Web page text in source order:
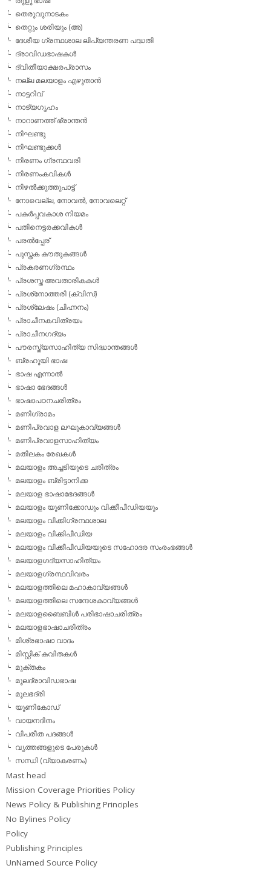
തെരുവുനാടകം
തെറ്റും ശരിയും (അ)
ദേശീയ ഗ്രന്ഥശാല ലിപ്യന്തരണ പദ്ധതി
ദ്രാവിഡഭാഷകള്‍
ദ്വിതീയാക്ഷരപ്രാസം
നല്ല മലയാളം എഴുതാന്‍
നാട്ടറിവ്
നാട്യഗൃഹം
നാറാണത്ത് ഭ്രാന്തന്‍
നിഘണ്ടു
നിഘണ്ടുക്കള്‍
നിരണം ഗ്രന്ഥവരി
നിരണംകവികള്‍
നിഴല്‍ക്കുത്തുപാട്ട്
നോവെല്ല, നോവല്‍, നോവലെറ്റ്
പകര്‍പ്പവകാശ നിയമം
പതിനെട്ടരക്കവികള്‍
പരല്‍പ്പേര്
പുസ്തക കൗതുകങ്ങള്‍
പ്രകരണഗ്രന്ഥം
പ്രശസ്ത അവതാരികകള്‍
പ്രശ്‌നോത്തരി (ക്വിസ്)
പ്രശ്ലേഷം (ചിഹ്നനം)
പ്രാചീനകവിത്രയം
പ്രാചീനഗദ്യം
പൗരസ്ത്യസാഹിത്യ സിദ്ധാന്തങ്ങള്‍
ബ്രഹൂയി ഭാഷ
ഭാഷ എന്നാല്‍
ഭാഷാ ഭേദങ്ങള്‍
ഭാഷാപഠനചരിത്രം
മണിഗ്രാമം
മണിപ്രവാള ലഘുകാവ്യങ്ങള്‍
മണിപ്രവാളസാഹിത്യം
മതിലകം രേഖകള്‍
മലയാളം അച്ചടിയുടെ ചരിത്രം
മലയാളം ബ്രിട്ടാനിക്ക
മലയാള ഭാഷാഭേദങ്ങള്‍
മലയാളം യൂണിക്കോഡും വിക്കീപീഡിയയും
മലയാളം വിക്കിഗ്രന്ഥശാല
മലയാളം വിക്കിപീഡിയ
മലയാളം വിക്കീപീഡിയയുടെ സഹോദര സംരംഭങ്ങള്‍
മലയാളഗദ്യസാഹിത്യം
മലയാളഗ്രന്ഥവിവരം
മലയാളത്തിലെ മഹാകാവ്യങ്ങള്‍
മലയാളത്തിലെ സന്ദേശകാവ്യങ്ങള്‍
മലയാളബൈബിള്‍ പരിഭാഷാചരിത്രം
മലയാളഭാഷാചരിത്രം
മിശ്രഭാഷാ വാദം
മിസ്റ്റിക് കവിതകള്‍
മുക്തകം
മൂലദ്രാവിഡഭാഷ
മൂലഭദ്രി
യൂണികോഡ്
വായനദിനം
വിപരീത പദങ്ങള്‍
വൃത്തങ്ങളുടെ പേരുകള്‍
സന്ധി (വ്യാകരണം)
Mast head
Mission Coverage Priorities Policy
News Policy & Publishing Principles
No Bylines Policy
Policy
Publishing Principles
UnNamed Source Policy